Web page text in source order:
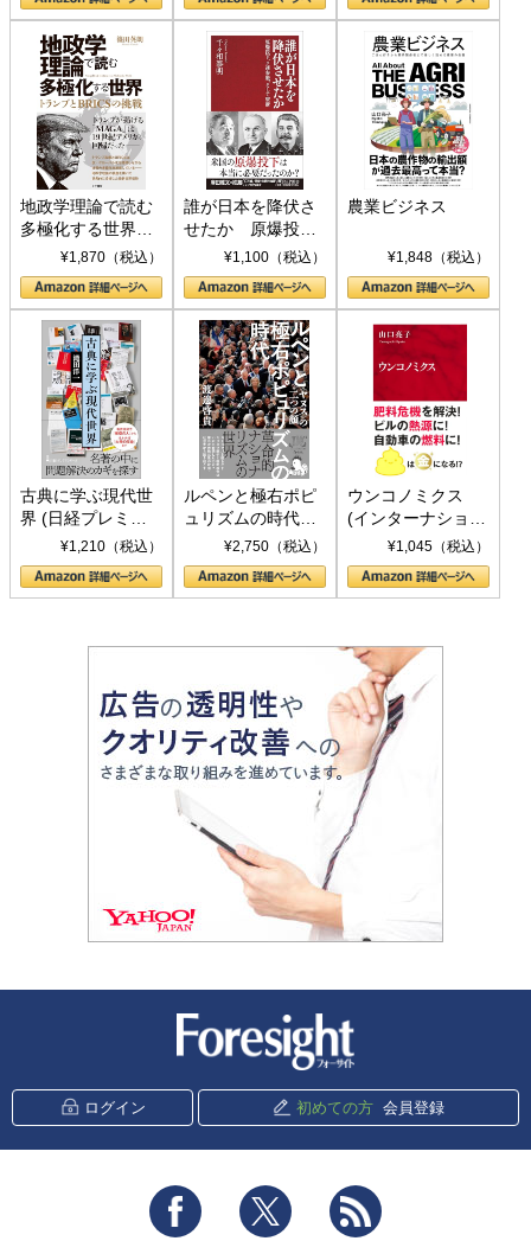
地政学理論で読む
多極化する世界：
トランプとBRICS
の挑戦
¥1,870（税込）
誰が日本を降伏さ
せたか 原爆投
下、ソ連参戦、そ
して聖断 (PHP新
書)
¥1,100（税込）
農業ビジネス
¥1,848（税込）
古典に学ぶ現代世
界 (日経プレミア
シリーズ)¥1,210（税込）
ルペンと極右ポピ
ュリズムの時代：
〈ヤヌス〉の二つ
の顔
¥2,750（税込）
ウンコノミクス
(インターナショナ
ル新書)¥1,045（税込）
ログイン 初めての方 会員登録
Facebook Twitter